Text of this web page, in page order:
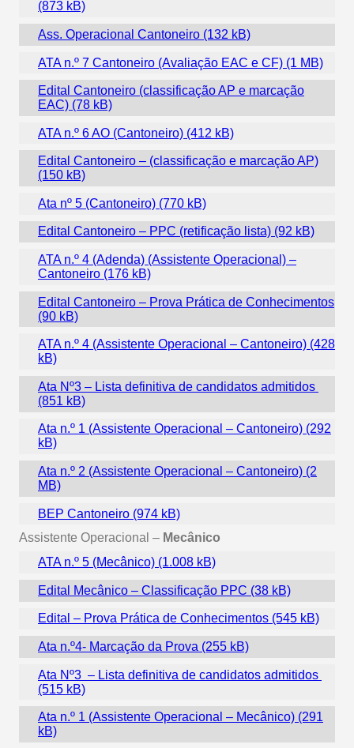
Ass. Operacional Cantoneiro
ATA n.º 7 Cantoneiro (Avaliação EAC e CF)
Edital Cantoneiro (classificação AP e marcação
EAC)
ATA n.º 6 AO (Cantoneiro)
Edital Cantoneiro – (classificação e marcação AP)
Ata nº 5 (Cantoneiro)
Edital Cantoneiro – PPC (retificação lista)
ATA n.º 4 (Adenda) (Assistente Operacional) –
Cantoneiro
Edital Cantoneiro – Prova Prática de Conhecimentos
ATA n.º 4 (Assistente Operacional – Cantoneiro)
Ata Nº3 – Lista definitiva de candidatos admitidos
Ata n.º 1 (Assistente Operacional – Cantoneiro)
Ata n.º 2 (Assistente Operacional – Cantoneiro)
BEP Cantoneiro
Assistente Operacional – Mecânico
ATA n.º 5 (Mecânico)
Edital Mecânico – Classificação PPC
Edital – Prova Prática de Conhecimentos
Ata n.º4- Marcação da Prova
Ata Nº3 – Lista definitiva de candidatos admitidos
Ata n.º 1 (Assistente Operacional – Mecânico)